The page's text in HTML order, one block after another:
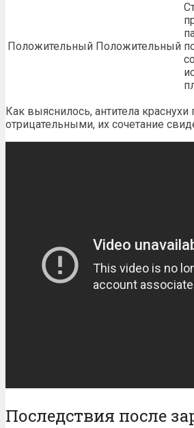
Положительный Положительный
Как выяснилось, антитела
отрицательными, их сочетание
Последствия после